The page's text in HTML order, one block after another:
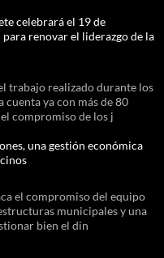
celebrará el 19 de
renovar el liderazgo de la
trabajo realizado durante los
ya con más de 80
compromiso de los j
una gestión económica
el compromiso del equipo
municipales y una
bien el din